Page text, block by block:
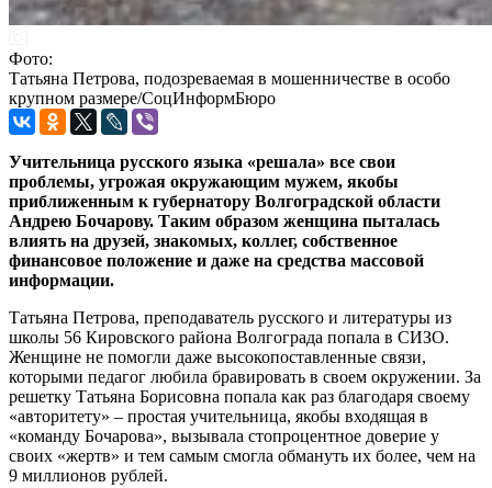
Фото:
Татьяна Петрова, подозреваемая в мошенничестве в особо
крупном размере/СоцИнформБюро
Учительница русского языка «решала» все свои
проблемы, угрожая окружающим мужем, якобы
приближенным к губернатору Волгоградской области
Андрею Бочарову. Таким образом женщина пыталась
влиять на друзей, знакомых, коллег, собственное
финансовое положение и даже на средства массовой
информации.
Татьяна Петрова, преподаватель русского и литературы из
школы 56 Кировского района Волгограда попала в СИЗО.
Женщине не помогли даже высокопоставленные связи,
которыми педагог любила бравировать в своем окружении. За
решетку Татьяна Борисовна попала как раз благодаря своему
«авторитету» – простая учительница, якобы входящая в
«команду Бочарова», вызывала стопроцентное доверие у
своих «жертв» и тем самым смогла обмануть их более, чем на
9 миллионов рублей.